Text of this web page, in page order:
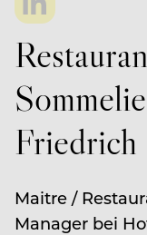
Friedrich
Maitre /
Manager bei